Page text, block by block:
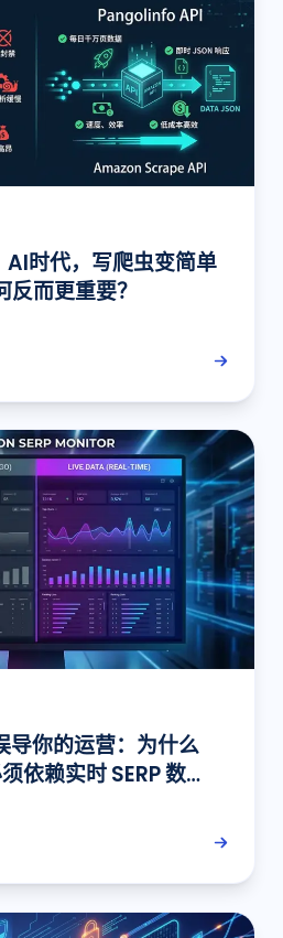
AI时代，写爬虫变简单
反而更重要？
导你的运营：为什么
依赖实时 SERP 数